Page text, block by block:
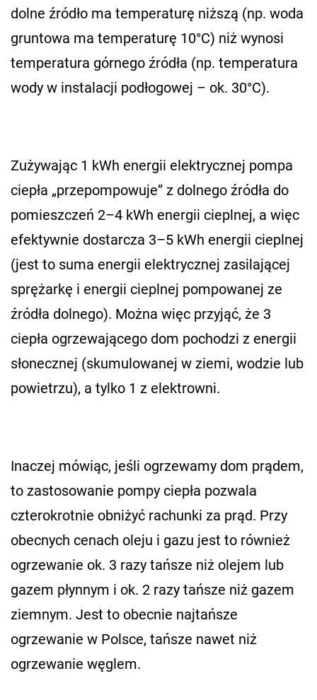
dolne źródło ma temperaturę niższą (np. woda
gruntowa ma temperaturę 10°C) niż wynosi
temperatura górnego źródła (np. temperatura
wody w instalacji podłogowej – ok. 30°C).
Zużywając 1 kWh energii elektrycznej pompa
ciepła „przepompowuje” z dolnego źródła do
pomieszczeń 2–4 kWh energii cieplnej, a więc
efektywnie dostarcza 3–5 kWh energii cieplnej
(jest to suma energii elektrycznej zasilającej
sprężarkę i energii cieplnej pompowanej ze
źródła dolnego). Można więc przyjąć, że 3
ciepła ogrzewającego dom pochodzi z energii
słonecznej (skumulowanej w ziemi, wodzie lub
powietrzu), a tylko 1 z elektrowni.
Inaczej mówiąc, jeśli ogrzewamy dom prądem,
to zastosowanie pompy ciepła pozwala
czterokrotnie obniżyć rachunki za prąd. Przy
obecnych cenach oleju i gazu jest to również
ogrzewanie ok. 3 razy tańsze niż olejem lub
gazem płynnym i ok. 2 razy tańsze niż gazem
ziemnym. Jest to obecnie najtańsze
ogrzewanie w Polsce, tańsze nawet niż
ogrzewanie węglem.